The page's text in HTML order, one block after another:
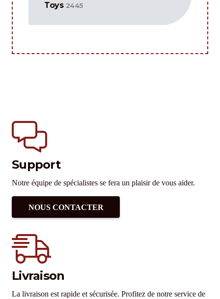
Toys 2445
Support
Notre équipe de spécialistes se fera un plaisir de vous aider.
NOUS CONTACTER
Livraison
La livraison est rapide et sécurisée. Profitez de notre service de